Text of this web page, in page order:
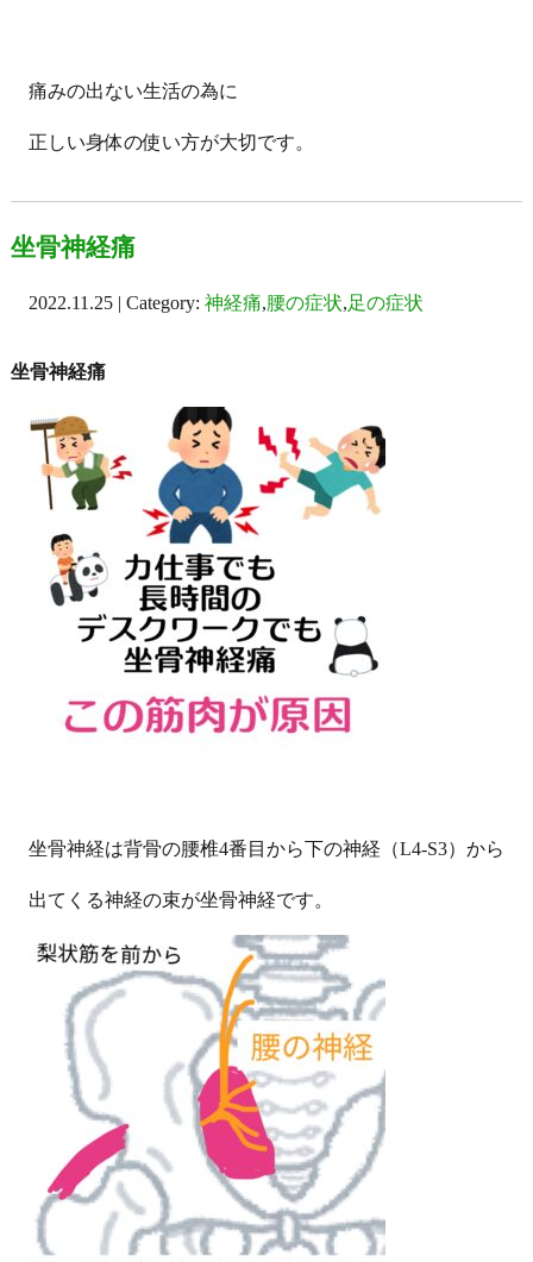
痛みの出ない生活の為に
正しい身体の使い方が大切です。
坐骨神経痛
2022.11.25 | Category: 神経痛,腰の症状,足の症状
坐骨神経痛
坐骨神経は背骨の腰椎4番目から下の神経（L4-S3）から
出てくる神経の束が坐骨神経です。